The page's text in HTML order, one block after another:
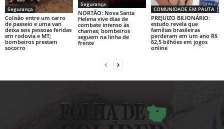
Segurança
Colisão entre um carro
de passeio e uma van
deixa seis pessoas feridas
em rodovia e MT;
bombeiros prestam
socorro
Segurança
NORTÃO: Nova Santa
Helena vive dias de
combate intenso às
chamas; bombeiros
seguem na linha de
frente
COMUNIDADE EM PAUTA
PREJUIZO BILIONÁRIO:
estudo revela que
famílias brasileiras
perderam em um ano R$
62,5 bilhões em jogos
online